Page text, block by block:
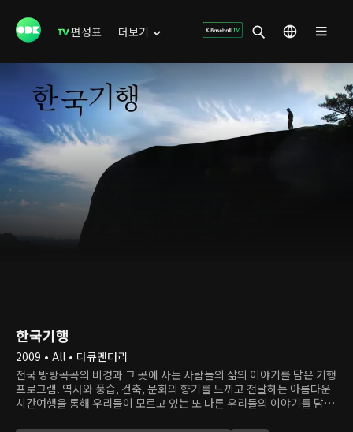
편성표 더보기
한국기행
2009 • All • 다큐멘터리
전국 방방곡곡의 비경과 그 곳에 사는 사람들의 삶의 이야기를 담은 기행
프로그램. 역사와 풍습, 건축, 문화의 향기를 느끼고 전달하는 아름다운
시간여행을 통해 우리들이 모르고 있는 또 다른 우리들의 이야기를 담아